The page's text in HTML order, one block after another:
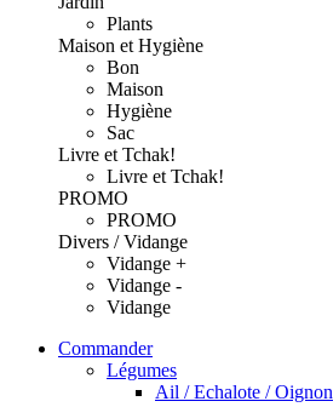
Plants
Maison et Hygiène
Bon
Maison
Hygiène
Sac
Livre et Tchak!
Livre et Tchak!
PROMO
PROMO
Divers / Vidange
Vidange +
Vidange -
Vidange
Commander
Légumes
Ail / Echalote / Oignon